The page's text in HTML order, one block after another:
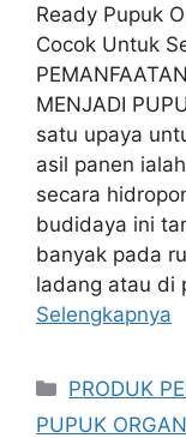
Ready Pupuk
Cocok Untuk
MENJADI
satu upaya
asil panen
secara
budidaya ini
banyak pada
ladang atau di
Selengkapnya
Kategori
PRODUK
PUPUK